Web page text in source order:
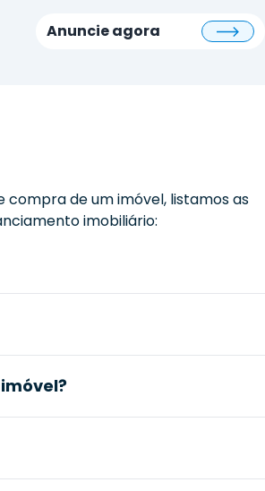
Anuncie agora
compra de um imóvel, listamos as
imobiliário: